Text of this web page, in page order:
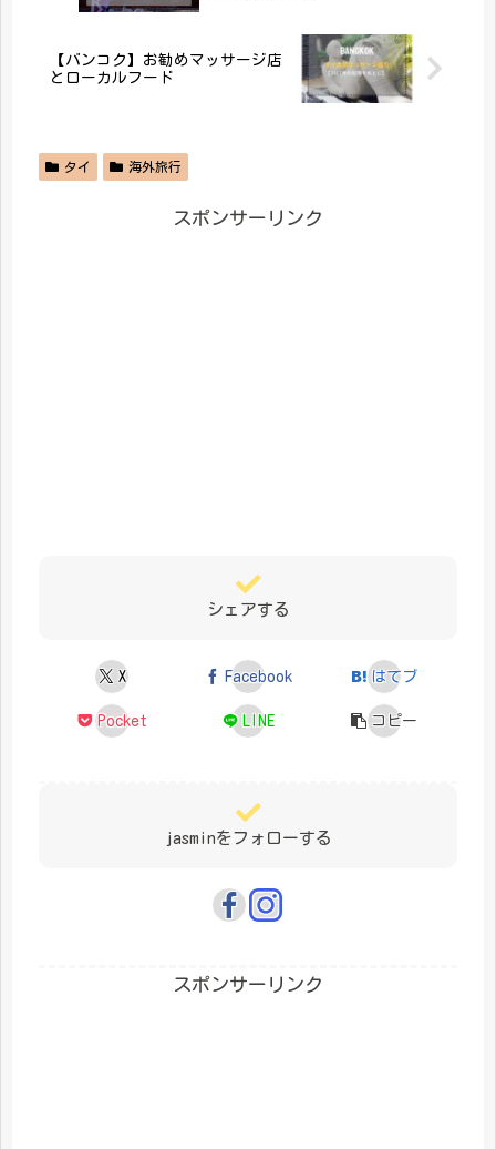
【バンコク】お勧めマッサージ店
とローカルフード
タイ 海外旅行
スポンサーリンク
シェアする
X Facebook はてブ
Pocket LINE コピー
jasminをフォローする
スポンサーリンク